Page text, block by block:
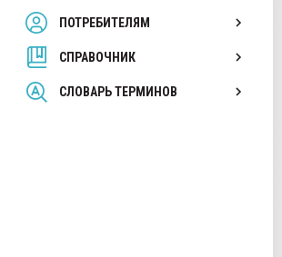
ПОТРЕБИТЕЛЯМ
СПРАВОЧНИК
СЛОВАРЬ ТЕРМИНОВ